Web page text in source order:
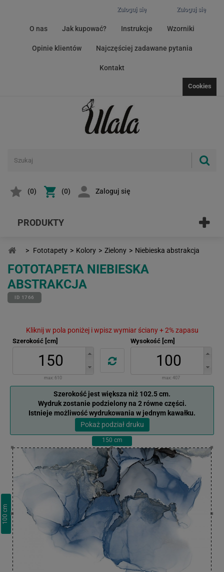
Zaloguj się
Zaloguj się
O nas Jak kupować? Instrukcje Wzorniki
Opinie klientów Najczęściej zadawane pytania
Kontakt
Cookies
(0) (0) Zaloguj się
PRODUKTY
> Fototapety > Kolory > Zielony > Niebieska abstrakcja
FOTOTAPETA NIEBIESKA
ABSTRAKCJA
ID 1766
Kliknij w pola poniżej i wpisz wymiar ściany + 2% zapasu
Szerokość [cm]
max: 610
Wysokość [cm]
max: 407
Szerokość jest większa niż 102.5 cm.
Wydruk zostanie podzielony na 2 równe części.
Istnieje możliwość wydrukowania w jednym kawałku.
Pokaż podział druku
150 cm
100
cm